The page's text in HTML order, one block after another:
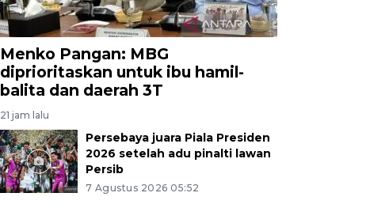
Menko Pangan: MBG
diprioritaskan untuk ibu hamil-
balita dan daerah 3T
21 jam lalu
Persebaya juara Piala Presiden
2026 setelah adu pinalti lawan
Persib
7 Agustus 2026 05:52